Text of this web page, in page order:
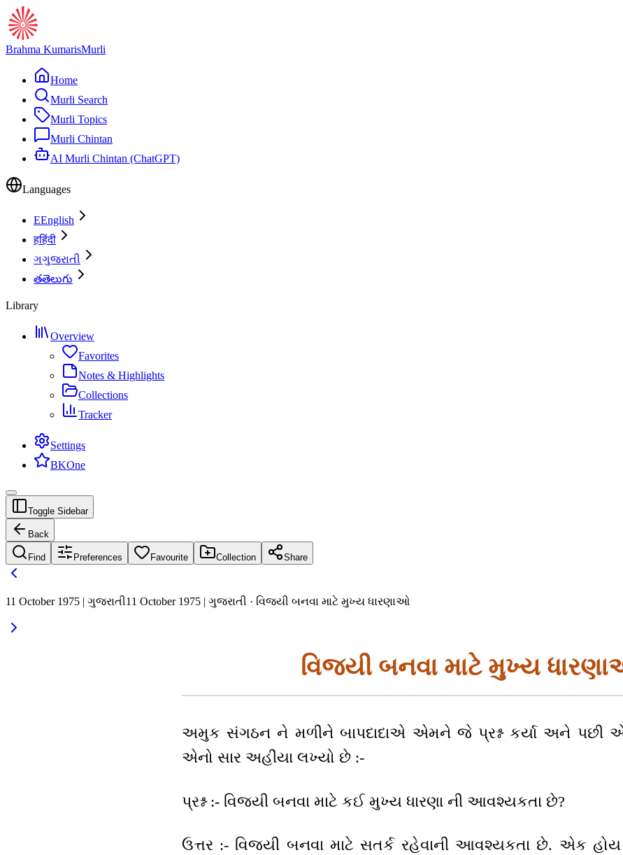
Brahma KumarisMurli
Home
Murli Search
Murli Topics
Murli Chintan
AI Murli Chintan (ChatGPT)
Languages
EEnglish
हहिंदी
ગગુજરાતી
తతెలుగు
Library
Overview
Favorites
Notes & Highlights
Collections
Tracker
Settings
BKOne
Toggle Sidebar
Back
Find Preferences Favourite Collection Share
11 October 1975 | ગુજરાતી11 October 1975 | ગુજરાતી · વિજયી બનવા માટે મુખ્ય ધારણાઓ
વિજયી બનવા માટે મુખ્ય
અમુક સંગઠન ને મળીને બાપદાદાએ એમને જે પ્રશ્ન કર્યા અને પછી
એનો સાર અહીંયા લખ્યો છે :-
પ્રશ્ન :- વિજયી બનવા માટે કઈ મુખ્ય ધારણા ની આવશ્યકતા છે?
ઉત્તર :- વિજયી બનવા માટે સતર્ક રહેવાની આવશ્યકતા છે. એક હોય